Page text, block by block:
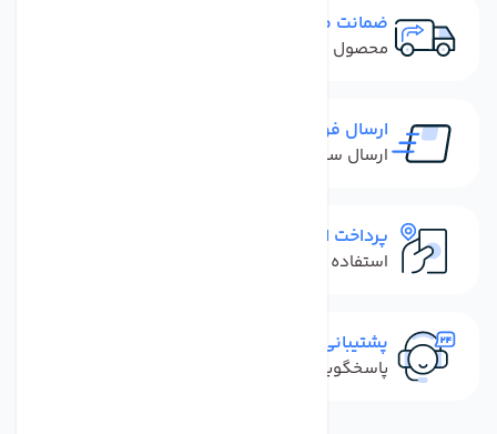
ضمانت مرجوعی
محصول نباید آسیب دیده باشد
ارسال فوری
ارسال سفارش در کمترین زمان ممکن
پرداخت امن
استفاده از روش‌های پرداخت امن
پشتیبانی سریع
پاسخگویی سریع به تماس‌ها و پیام‌ها